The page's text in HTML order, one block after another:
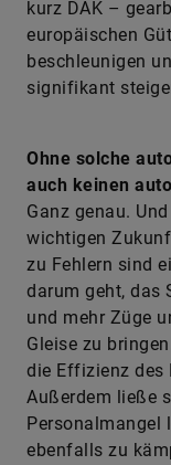
kurz DAK –
europäischen
beschleunigen
signifikant
Ohne solche
auch keinen
Ganz genau.
wichtigen
zu Fehlern sind
darum geht, das
und mehr Züge
Gleise zu
die Effizienz des
Außerdem ließe
Personalmangel
ebenfalls zu